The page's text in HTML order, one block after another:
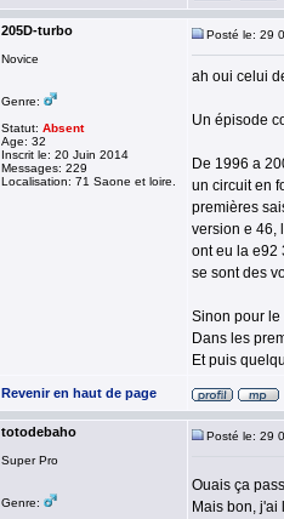
205D-turbo
Novice
Genre:
Statut: Absent
Age: 32
Inscrit le: 20 Juin 2014
Messages: 229
Localisation: 71 Saone et loire.
Posté le: 29
ah oui celui
Un épisode
De 1996 a
un circuit en
premières
version e 46,
ont eu la e92
se sont des
Sinon pour le
Dans les
Et puis
Revenir en haut de page
totodebaho
Super Pro
Genre:
Posté le: 29
Ouais ça
Mais bon,